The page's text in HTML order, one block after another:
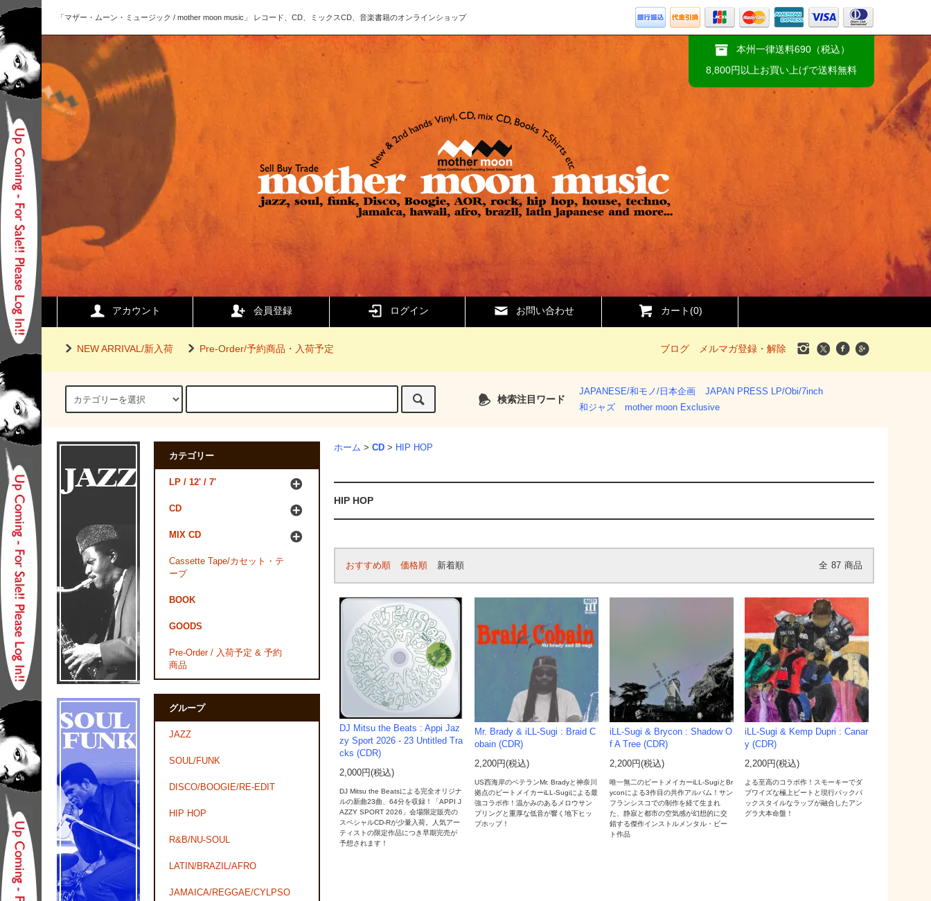
「マザー・ムーン・ミュージック / mother moon music」 レコード、CD、ミックスCD、音楽書籍のオンラインショップ
本州一律送料690（税込）
8,800円以上お買い上げで送料無料
アカウント 会員登録 ログイン お問い合わせ カート(0)
NEW ARRIVAL/新入荷 Pre-Order/予約商品・入荷予定 ブログ メルマガ登録・解除
検索注目ワード
JAPANESE/和モノ/日本企画
JAPAN PRESS LP/Obi/7inch
和ジャズ
mother moon Exclusive
ホーム > CD > HIP HOP
HIP HOP
おすすめ順 価格順 新着順 全 87 商品
DJ Mitsu the Beats : Appi Jaz
zy Sport 2026 - 23 Untitled Tra
cks (CDR)
2,000円(税込)
DJ Mitsu the Beatsによる完全オリジナ
ルの新曲23曲、64分を収録！「APPI J
AZZY SPORT 2026」会場限定販売の
スペシャルCD-Rが少量入荷。人気アー
ティストの限定作品につき早期完売が
予想されます！
Mr. Brady & iLL-Sugi : Braid C
obain (CDR)
2,200円(税込)
US西海岸のベテランMr. Bradyと神奈川
拠点のビートメイカーiLL-Sugiによる最
強コラボ作！温かみのあるメロウサン
プリングと重厚な低音が響く地下ヒッ
プホップ！
iLL-Sugi & Brycon : Shadow O
f A Tree (CDR)
2,200円(税込)
唯一無二のビートメイカーiLL-SugiとBr
yconによる3作目の共作アルバム！サン
フランシスコでの制作を経て生まれ
た、静寂と都市の空気感が幻想的に交
錯する傑作インストルメンタル・ビー
ト作品
iLL-Sugi & Kemp Dupri : Canar
y (CDR)
2,200円(税込)
よる至高のコラボ作！スモーキーでダ
ブワイズな極上ビートと現行バックパ
ックスタイルなラップが融合したアン
グラ大本命盤！
カテゴリー
LP / 12' / 7'
CD
MIX CD
Cassette Tape/カセット・テ
ープ
BOOK
GOODS
Pre-Order / 入荷予定 & 予約
商品
グループ
JAZZ
SOUL/FUNK
DISCO/BOOGIE/RE-EDIT
HIP HOP
R&B/NU-SOUL
LATIN/BRAZIL/AFRO
JAMAICA/REGGAE/CYLPSO